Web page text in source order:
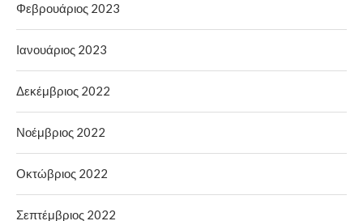
Φεβρουάριος 2023
Ιανουάριος 2023
Δεκέμβριος 2022
Νοέμβριος 2022
Οκτώβριος 2022
Σεπτέμβριος 2022